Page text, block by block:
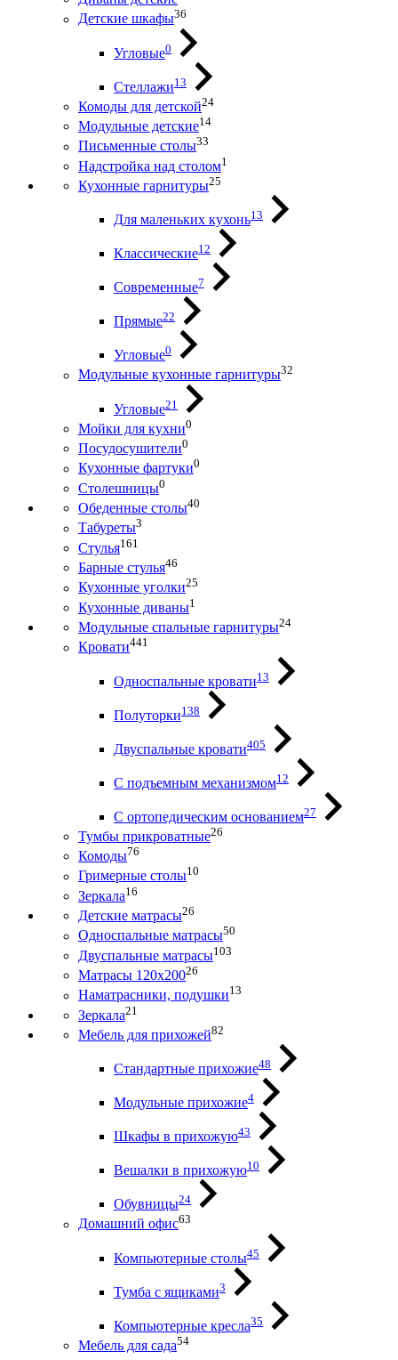
Детские шкафы36
Угловые0
Стеллажи13
Комоды для детской24
Модульные детские14
Письменные столы33
Надстройка над столом1
Кухонные гарнитуры25
Для маленьких кухонь13
Классические12
Современные7
Прямые22
Угловые0
Модульные кухонные гарнитуры32
Угловые21
Мойки для кухни0
Посудосушители0
Кухонные фартуки0
Столешницы0
Обеденные столы40
Табуреты3
Стулья161
Барные стулья46
Кухонные уголки25
Кухонные диваны1
Модульные спальные гарнитуры24
Кровати441
Односпальные кровати13
Полуторки138
Двуспальные кровати405
С подъемным механизмом12
С ортопедическим основанием27
Тумбы прикроватные26
Комоды76
Гримерные столы10
Зеркала16
Детские матрасы26
Односпальные матрасы50
Двуспальные матрасы103
Матрасы 120х20026
Наматрасники, подушки13
Зеркала21
Мебель для прихожей82
Стандартные прихожие48
Модульные прихожие4
Шкафы в прихожую43
Вешалки в прихожую10
Обувницы24
Домашний офис63
Компьютерные столы45
Тумба с ящиками3
Компьютерные кресла35
Мебель для сада54